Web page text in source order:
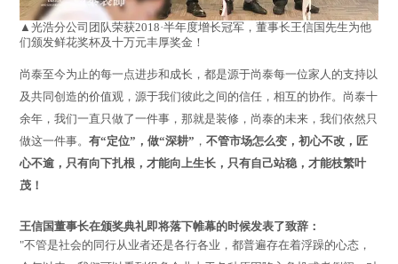
▲光浩分公司团队荣获2018·半年度增长冠军，董事长王信国先生为他
们颁发鲜花奖杯及十万元丰厚奖金！
尚泰至今为止的每一点进步和成长，都是源于尚泰每一位家人的支持以
及共同创造的价值观，源于我们彼此之间的信任，相互的协作。尚泰十
余年，我们一直只做了一件事，那就是装修，尚泰的未来，我们依然只
做这一件事。有“定位”，做“深耕” ，不管市场怎么变，初心不改，匠
心不逾，只有向下扎根，才能向上生长，只有自己站稳，才能枝繁叶
茂！
王信国董事长在颁奖典礼即将落下帷幕的时候发表了致辞：
"不管是社会的同行从业者还是各行各业，都普遍存在着浮躁的心态，